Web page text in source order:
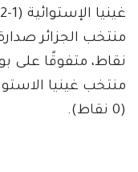
(0 نقاط).